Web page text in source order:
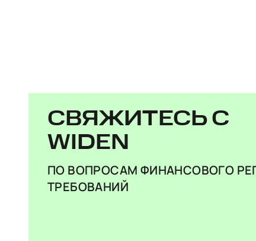
СВЯЖИТЕСЬ С
WIDEN
ПО ВОПРОСАМ ФИНАНСОВОГО
ТРЕБОВАНИЙ